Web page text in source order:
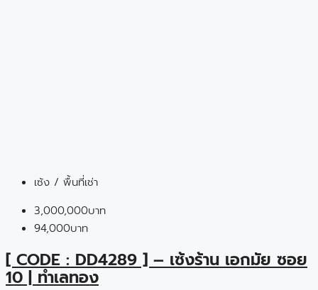
เซ้ง / พื้นที่เช่า
3,000,000บาท
94,000บาท
[ CODE : DD4289 ] – เซ้งร้าน เอกมัย ซอย
10 | ทำเลทอง